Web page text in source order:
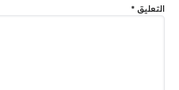
التعليق *